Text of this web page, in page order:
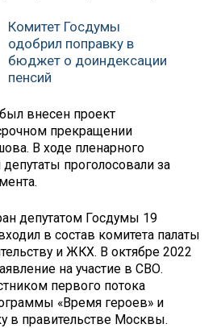
Комитет Госдумы
одобрил поправку в
бюджет о доиндексации
пенсий
внесен проект
прекращении
В ходе пленарного
проголосовали за
депутатом Госдумы 19
в состав комитета палаты
и ЖКХ. В октябре 2022
на участие в СВО.
первого потока
«Время героев» и
в правительстве Москвы.